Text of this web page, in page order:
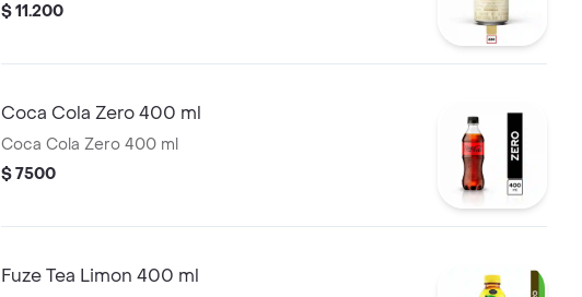
$ 11.200
Coca Cola Zero 400 ml
Coca Cola Zero 400 ml
$ 7500
Fuze Tea Limon 400 ml